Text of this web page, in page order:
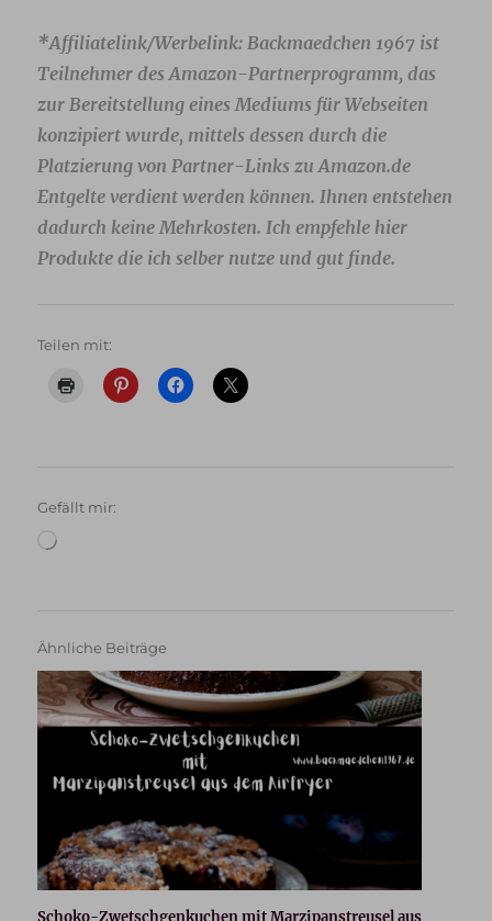
*Affiliatelink/Werbelink: Backmaedchen 1967 ist
Teilnehmer des Amazon-Partnerprogramm, das
zur Bereitstellung eines Mediums für Webseiten
konzipiert wurde, mittels dessen durch die
Platzierung von Partner-Links zu Amazon.de
Entgelte verdient werden können. Ihnen entstehen
dadurch keine Mehrkosten. Ich empfehle hier
Produkte die ich selber nutze und gut finde.
Teilen mit:
Gefällt mir:
geladen …
Ähnliche Beiträge
Schoko-Zwetschgenkuchen mit Marzipanstreusel aus